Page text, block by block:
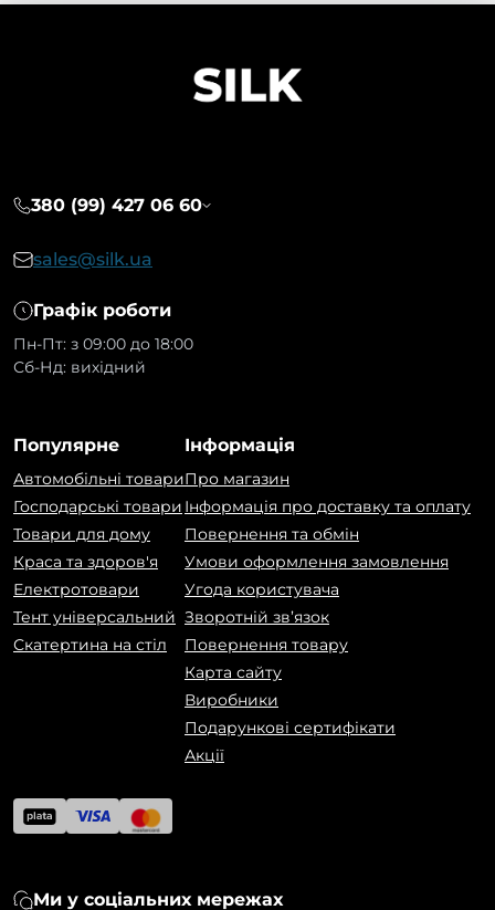
380 (99) 427 06 60
sales@silk.ua
Графік роботи
Пн-Пт: з 09:00 до 18:00
Сб-Нд: вихідний
Популярне
Автомобільні товари
Господарські товари
Товари для дому
Краса та здоров'я
Електротовари
Тент універсальний
Скатертина на стіл
Інформація
Про магазин
Інформація про доставку та оплату
Повернення та обмін
Умови оформлення замовлення
Угода користувача
Зворотній зв’язок
Повернення товару
Карта сайту
Виробники
Подарункові сертифікати
Акції
Ми у соціальних мережах